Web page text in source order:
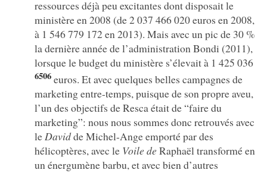
ressources déjà peu excitantes dont disposait le
ministère en 2008 (de 2 037 466 020 euros en 2008,
à 1 546 779 172 en 2013). Mais avec un pic de 30 %
la dernière année de l’administration Bondi (2011),
lorsque le budget du ministère s’élevait à 1 425 036
6506euros. Et avec quelques belles campagnes de
marketing entre-temps, puisque de son propre aveu,
l’un des objectifs de Resca était de “faire du
marketing”: nous nous sommes donc retrouvés avec
le Davidde Michel-Ange emporté par des
hélicoptères, avec le Voile deRaphaël transformé en
un énergumène barbu, et avec bien d’autres